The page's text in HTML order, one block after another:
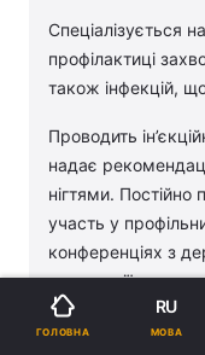
Спеціалізується
профілактиці
також інфекцій,
Проводить
надає
нігтями. Постійно
участь у
конференціях з
трихології.
ГОЛОВНА
RU
МОВА